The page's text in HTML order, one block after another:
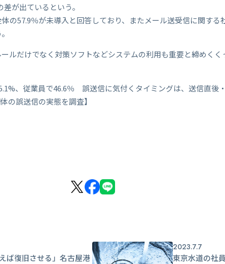
が出ているという。
の57.9％が未導入と回答しており、またメール送受信に関する
ルだけでなく対策ソフトなどシステムの利用も重要と締めくく
、従業員で46.6％ 誤送信に気付くタイミングは、送信直後
誤送信の実態を調査】
ば復旧させる」名古屋港
2023.7.7
東京水道の社